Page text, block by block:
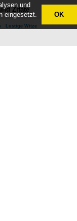
Zitate
Lustige Witze
und
eingesetzt.
OK